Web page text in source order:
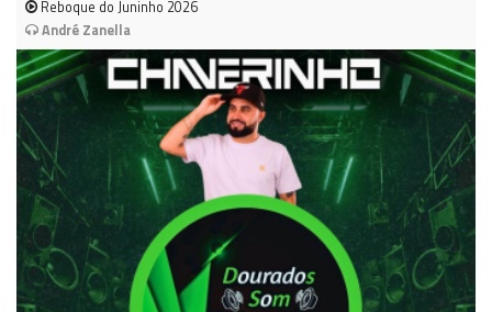
Reboque do Juninho 2026
André Zanella